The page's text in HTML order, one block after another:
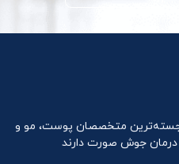
متخصصان پوست، مو و
درمان جوش صورت دارند